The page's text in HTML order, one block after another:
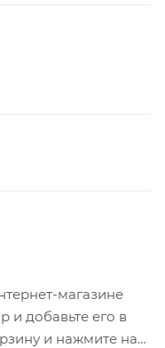
магазине
и добавьте его в
и нажмите на